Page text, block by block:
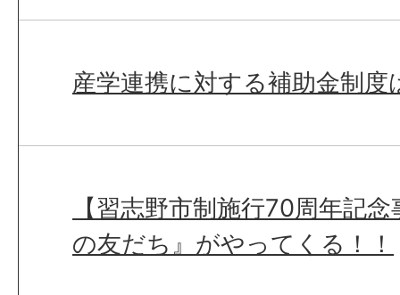
産学連携に対する補助金制
【習志野市制施行70周年記
の友だち』がやってくる！！